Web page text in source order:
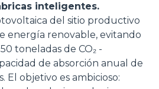
inteligentes.
del sitio productivo
energía renovable, evitando
toneladas de CO₂ -
de absorción anual de
El objetivo es ambicioso: